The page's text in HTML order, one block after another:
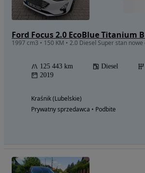
Ford Focus 2.0 EcoBlue Titanium
125 443 km Diesel
2019
Kraśnik (Lubelskie)
Prywatny sprzedawca • Podbite